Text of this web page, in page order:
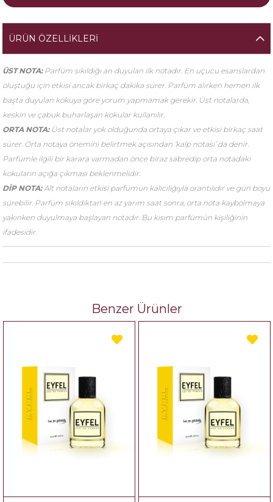
ÜRÜN ÖZELLIKLERI
ÜST NOTA:Parfüm sıkıldığı an duyulan ilk notadır. En uçucu esanslardan
oluştuğu için etkisi ancak birkaç dakika sürer. Parfüm alırken hemen ilk
başta duyulan kokuya göre yorum yapmamak gerekir. Üst notalarda,
keskin ve çabuk buharlaşan kokular kullanılır.
ORTA NOTA: Üst notalar yok olduğunda ortaya çıkar ve etkisi birkaç saat
sürer. Orta notaya önemini belirtmek açısından ‘kalp notası’ da denir.
Parfümle ilgili bir karara varmadan önce biraz sabredip orta notadaki
kokuların açığa çıkması beklenmelidir.
DİP NOTA:Alt notaların etkisi parfümün kalıcılığıyla orantılıdır ve gün boyu
sürebilir. Parfüm sıkıldıktan en az yarım saat sonra, orta nota kaybolmaya
yakınken duyulmaya başlayan notadır. Bu kısım parfümün kişiliğinin
ifadesidir.
Benzer Ürünler